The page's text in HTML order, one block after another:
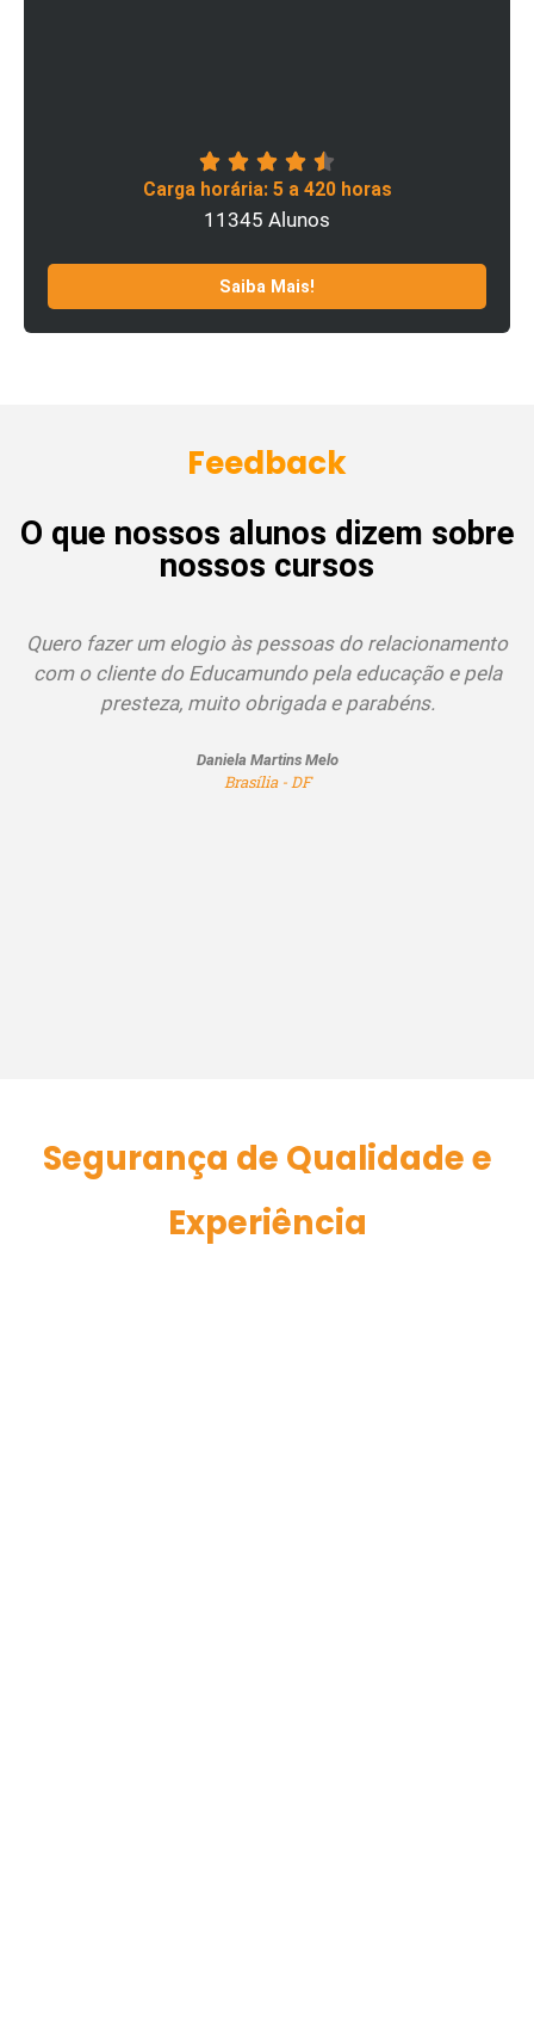
Carga horária: 5 a 420 horas
11345 Alunos
Saiba Mais!
Feedback
O que nossos alunos dizem sobre
nossos cursos
Quero fazer um elogio às pessoas do relacionamento
com o cliente do Educamundo pela educação e pela
presteza, muito obrigada e parabéns.
Daniela Martins Melo
Brasília - DF
Segurança de Qualidade e
Experiência